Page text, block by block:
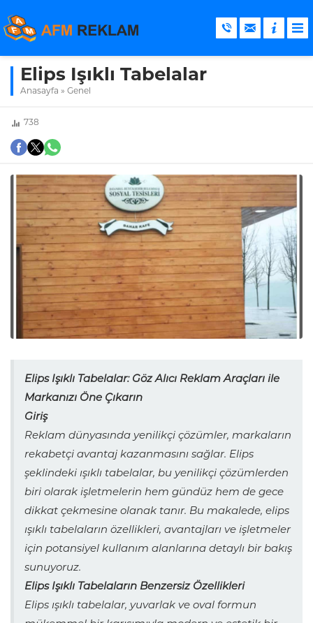
Elips Işıklı Tabelalar
Anasayfa » Genel
738
Elips Işıklı Tabelalar: Göz Alıcı Reklam Araçları ile
Markanızı Öne Çıkarın
Giriş
Reklam dünyasında yenilikçi çözümler, markaların
rekabetçi avantaj kazanmasını sağlar. Elips
şeklindeki ışıklı tabelalar, bu yenilikçi çözümlerden
biri olarak işletmelerin hem gündüz hem de gece
dikkat çekmesine olanak tanır. Bu makalede, elips
ışıklı tabelaların özellikleri, avantajları ve işletmeler
için potansiyel kullanım alanlarına detaylı bir bakış
sunuyoruz.
Elips Işıklı Tabelaların Benzersiz Özellikleri
Elips ışıklı tabelalar, yuvarlak ve oval formun